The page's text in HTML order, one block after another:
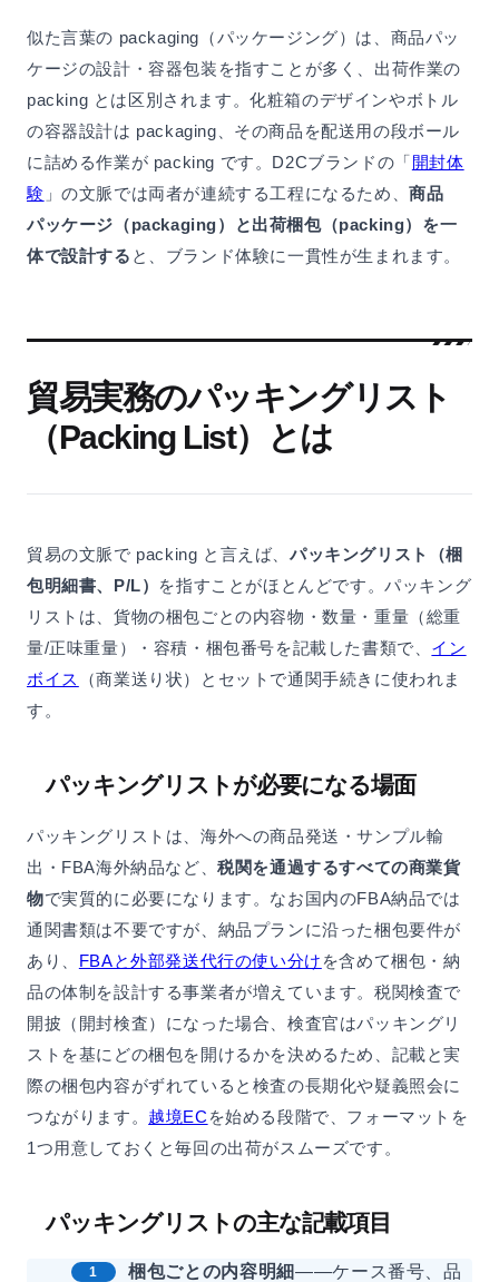
似た言葉の packaging（パッケージング）は、商品パッ
ケージの設計・容器包装を指すことが多く、出荷作業の
packing とは区別されます。化粧箱のデザインやボトル
の容器設計は packaging、その商品を配送用の段ボール
に詰める作業が packing です。D2Cブランドの「開封体
験 」の文脈では両者が連続する工程になるため、商品
パッケージ（packaging）と出荷梱包（packing）を一
体で設計する と、ブランド体験に一貫性が生まれます。
貿易実務のパッキングリスト
（Packing List）とは
貿易の文脈で packing と言えば、パッキングリスト（梱
包明細書、P/L） を指すことがほとんどです。パッキング
リストは、貨物の梱包ごとの内容物・数量・重量（総重
量/正味重量）・容積・梱包番号を記載した書類で、 イン
ボイス
（商業送り状）とセットで通関手続きに使われま
す。
パッキングリストが必要になる場面
パッキングリストは、海外への商品発送・サンプル輸
出・FBA海外納品など、税関を通過するすべての商業貨
物で実質的に必要になります。なお国内のFBA納品では
通関書類は不要ですが、納品プランに沿った梱包要件が
あり、 FBAと外部発送代行の使い分け を含めて梱包・納
品の体制を設計する事業者が増えています。税関検査で
開披（開封検査）になった場合、検査官はパッキングリ
ストを基にどの梱包を開けるかを決めるため、記載と実
際の梱包内容がずれていると検査の長期化や疑義照会に
つながります。 越境EC を始める段階で、フォーマットを
1つ用意しておくと毎回の出荷がスムーズです。
パッキングリストの主な記載項目
梱包ごとの内容明細——ケース番号、品